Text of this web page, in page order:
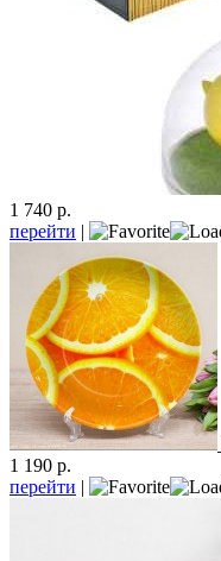
1 740 р.
перейти |
1 190 р.
перейти |